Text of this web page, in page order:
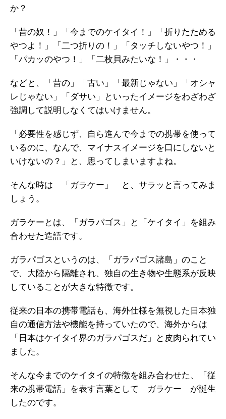
か？
「昔の奴！」「今までのケイタイ！」「折りたためる
やつよ！」「二つ折りの！」「タッチしないやつ！」
「パカッのやつ！」「二枚貝みたいな！」・・・
などと、「昔の」「古い」「最新じゃない」「オシャ
レじゃない」「ダサい」といったイメージをわざわざ
強調して説明しなくてはいけません。
「必要性を感じず、自ら進んで今までの携帯を使って
いるのに、なんで、マイナスイメージを口にしないと
いけないの？」と、思ってしまいますよね。
そんな時は 「ガラケー」 と、サラッと言ってみま
しょう。
ガラケーとは、「ガラパゴス」と「ケイタイ」を組み
合わせた造語です。
ガラパゴスというのは、「ガラパゴス諸島」のこと
で、大陸から隔離され、独自の生き物や生態系が反映
していることが大きな特徴です。
従来の日本の携帯電話も、海外仕様を無視した日本独
自の通信方法や機能を持っていたので、海外からは
「日本はケイタイ界のガラパゴスだ」と皮肉られてい
ました。
そんな今までのケイタイの特徴を組み合わせた、「従
来の携帯電話」を表す言葉として ガラケー が誕生
したのです。